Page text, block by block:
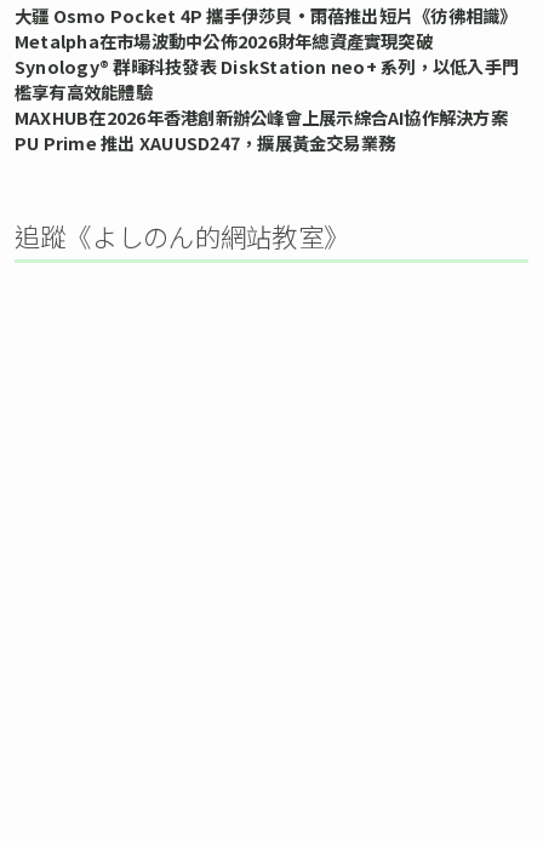
大疆 Osmo Pocket 4P 攜手伊莎貝•雨蓓推出短片《彷彿相識》
Metalpha在市場波動中公佈2026財年總資產實現突破
Synology® 群暉科技發表 DiskStation neo+ 系列，以低入手門
檻享有高效能體驗
MAXHUB在2026年香港創新辦公峰會上展示綜合AI協作解決方案
PU Prime 推出 XAUUSD247，擴展黃金交易業務
追蹤《よしのん的網站教室》